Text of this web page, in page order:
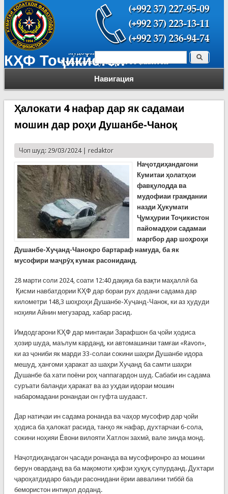
КҲФ Тоҷикистон
Навигация
Форма поиска Поиск
Ҳалокати 4 нафар дар як садамаи
мошин дар роҳи Душанбе-Чаноқ
Чоп шуд: 29/03/2024 | redaktor
Наҷотдиҳандагони
Кумитаи ҳолатҳои
фавқулодда ва
мудофиаи граждании
назди Ҳукумати
Ҷумҳурии Тоҷикистон
пайомадҳои садамаи
маргбор дар шоҳроҳи
Душанбе-Хуҷанд-Чаноқро бартараф намуда, ба як
мусофири маҷрӯҳ кумак расониданд.
28 марти соли 2024, соати 12:40 дақиқа ба вақти маҳаллӣ ба
Қисми навбатдории КҲФ дар бораи рух додани садама дар
километри 148,3 шоҳроҳи Душанбе-Хуҷанд-Чанок, ки аз ҳудуди
ноҳияи Айнин мегузарад, хабар расид.
Имдодгарони КҲФ дар минтақаи Зарафшон ба ҷойи ҳодиса
ҳозир шуда, маълум карданд, ки автомашинаи тамғаи «Ravon»,
ки аз ҷониби як марди 33-солаи сокини шаҳри Душанбе идора
мешуд, ҳангоми ҳаракат аз шаҳри Хуҷанд ба самти шаҳри
Душанбе ба хати поёни роҳ чаппагардон шуд. Сабаби ин садама
суръати баланди ҳаракат ва аз уҳдаи идораи мошин
набаромадани ронандаи он гуфта шудааст.
Дар натиҷаи ин садама ронанда ва чаҳор мусофир дар ҷойи
ҳодиса ба ҳалокат расида, танҳо як нафар, духтарчаи 6-сола,
сокини ноҳияи Ёвони вилояти Хатлон захмӣ, вале зинда монд.
Наҷотдиҳандагон ҷасади ронанда ва мусофиронро аз мошини
берун оварданд ва ба мақомоти ҳифзи ҳуқуқ супурданд. Духтари
ҷароҳатдидаро баъди расонидани ёрии аввалини тиббӣ ба
бемористон интиқол доданд.